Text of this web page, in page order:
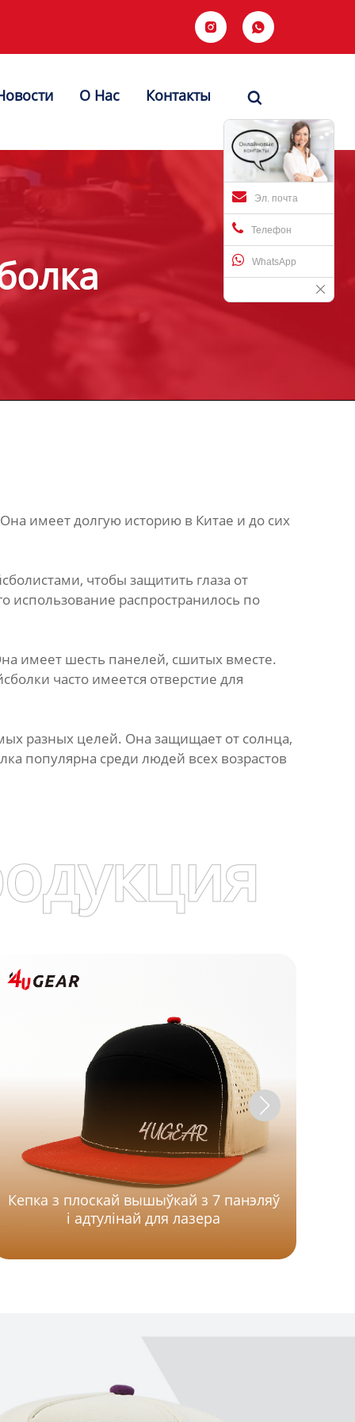
 
О Hас Контакты 
Эл. почта
Телефон
WhatsApp
имеет долгую историю в Китае и до сих
чтобы защитить глаза от
использование распространилось по
имеет шесть панелей, сшитых вместе.
часто имеется отверстие для
разных целей. Она защищает от солнца,
популярна среди людей всех возрастов
Кепка з плоскай вышыўкай з 7 панэляў
і адтулінай для лазера